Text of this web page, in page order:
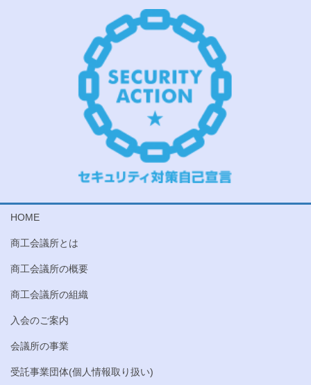
HOME
商工会議所とは
商工会議所の概要
商工会議所の組織
入会のご案内
会議所の事業
受託事業団体(個人情報取り扱い)